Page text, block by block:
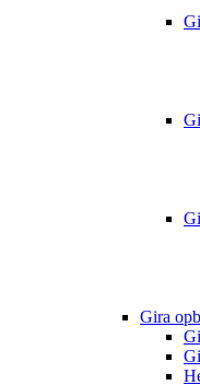
Gira